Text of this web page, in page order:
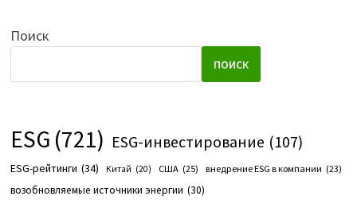
Поиск
ПОИСК
ESG (721) ESG-инвестирование (107)
ESG-рейтинги (34) Китай (20) США (25) внедрение ESG в компании (23)
возобновляемые источники энергии (30)